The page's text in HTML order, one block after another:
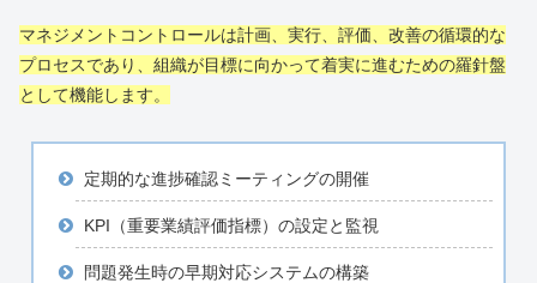
マネジメントコントロールは計画、実行、評価、改善の循環的な
プロセスであり、組織が目標に向かって着実に進むための羅針盤
として機能します。
定期的な進捗確認ミーティングの開催
KPI（重要業績評価指標）の設定と監視
問題発生時の早期対応システムの構築